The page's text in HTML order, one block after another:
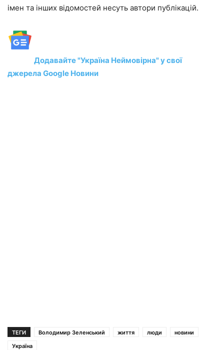
імен та інших відомостей несуть автори публікацій.
Додавайте "Україна Неймовірна" у свої
джерела Google Новини
ТЕГИ Володимир Зеленський життя люди
новини
Україна